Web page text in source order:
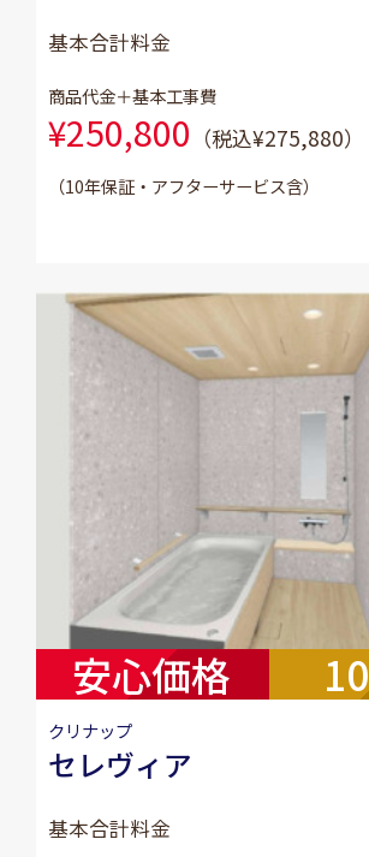
基本合計料金
商品代金＋基本工事費
¥250,800 （税込¥275,880）
（10年保証・アフターサービス含）
安心価格 10
クリナップ
セレヴィア
基本合計料金